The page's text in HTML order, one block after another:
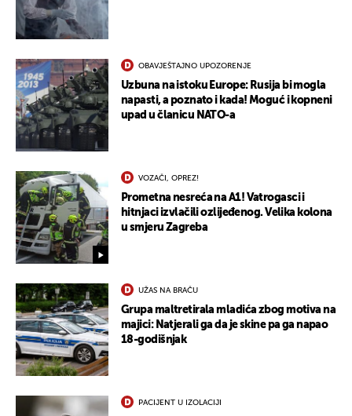
OBAVJEŠTAJNO UPOZORENJE
Uzbuna na istoku Europe: Rusija bi mogla
napasti, a poznato i kada! Moguć i kopneni
upad u članicu NATO-a
VOZAČI, OPREZ!
Prometna nesreća na A1! Vatrogasci i
hitnjaci izvlačili ozlijeđenog. Velika kolona
u smjeru Zagreba
UŽAS NA BRAČU
Grupa maltretirala mladića zbog motiva na
majici: Natjerali ga da je skine pa ga napao
18-godišnjak
PACIJENT U IZOLACIJI